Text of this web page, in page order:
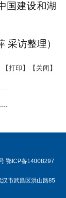
国建设和湖
采访整理）
【打印】 【关闭】
鄂ICP备14008297
市武昌区洪山路85